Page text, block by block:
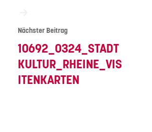
Nächster Beitrag
10692_0324_STADT
KULTUR_RHEINE_VIS
ITENKARTEN